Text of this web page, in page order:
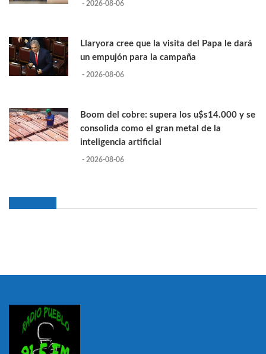
- 2026-08-06
Llaryora cree que la visita del Papa le dará
un empujón para la campaña
- 2026-08-06
Boom del cobre: supera los u$s14.000 y se
consolida como el gran metal de la
inteligencia artificial
- 2026-08-06